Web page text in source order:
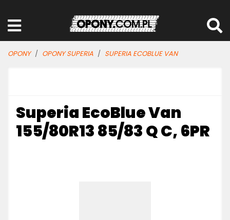
OPONY OPONY SUPERIA SUPERIA ECOBLUE VAN
Superia EcoBlue Van
155/80R13 85/83 Q C, 6PR